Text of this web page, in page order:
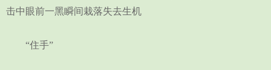
击中眼前一黑瞬间栽落失去生机
“住手”